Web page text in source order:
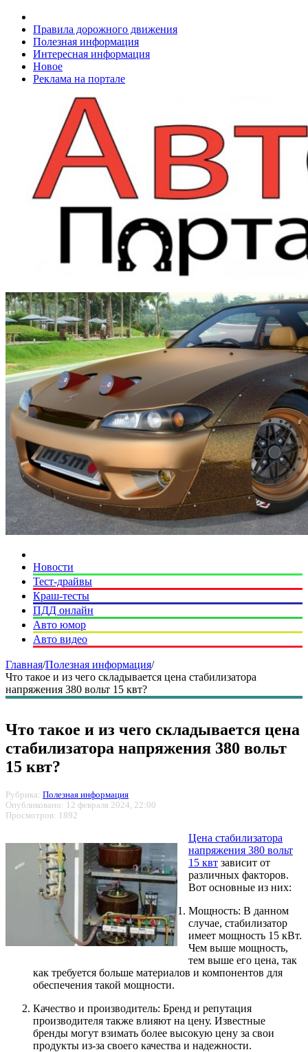
Правила дорожного движения
Полезная информация
Интересная информация
Новое
Реклама на портале
Новости
Тест-драйвы
Краш-тесты
ПДД онлайн
Авто юмор
Авто видео
Главная/Полезная информация/
Что такое и из чего складывается цена стабилизатора
напряжения 380 вольт 15 квт?
Что такое и из чего складывается цена
стабилизатора напряжения 380 вольт
15 квт?
Рубрика: Полезная информация
Опубликовано: 12 февраля 2024, 22:00
Просмотров: 1892
Цена стабилизатора
напряжения 380 вольт
15 квт зависит от
различных факторов.
Вот основные из них:
Мощность: В данном
случае, стабилизатор
имеет мощность 15 кВт.
Чем выше мощность,
тем выше его цена, так
как требуется больше материалов и компонентов для
обеспечения такой мощности.
Качество и производитель: Бренд и репутация
производителя также влияют на цену. Известные
бренды могут взимать более высокую цену за свои
продукты из-за своего качества и надежности.